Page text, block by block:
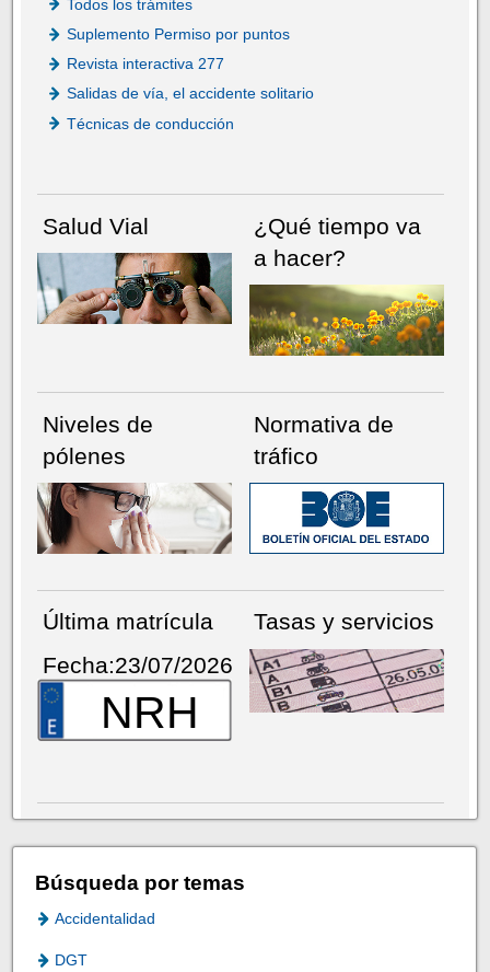
Todos los trámites
Suplemento Permiso por puntos
Revista interactiva 277
Salidas de vía, el accidente solitario
Técnicas de conducción
Salud Vial
¿Qué tiempo va
a hacer?
Niveles de
pólenes
Normativa de
tráfico
Última matrícula
Fecha:23/07/2026
NRH
Tasas y servicios
Búsqueda por temas
Accidentalidad
DGT